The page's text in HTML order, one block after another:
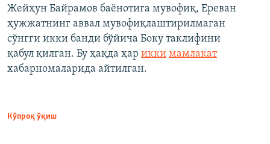
Жейҳун Байрамов баёнотига мувофиқ, Ереван
ҳужжатнинг аввал мувофиқлаштирилмаган
сўнгги икки банди бўйича Боку таклифини
қабул қилган. Бу ҳақда ҳар икки мамлакат
хабарномаларида айтилган.
Кўпроқ ўқиш